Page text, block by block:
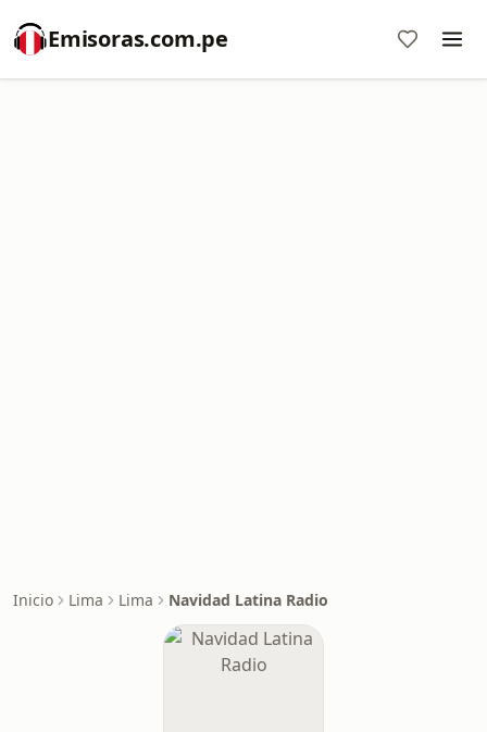
Emisoras.com.pe
Inicio Lima Lima Navidad Latina Radio